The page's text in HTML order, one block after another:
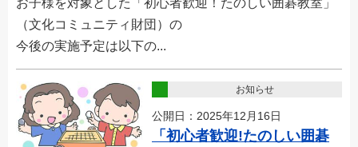
お子様を対象とした「初心者歓迎！たのしい囲碁教室」
（文化コミュニティ財団）の
今後の実施予定は以下の...
お知らせ
公開日：2025年12月16日
「初心者歓迎!たのしい囲碁